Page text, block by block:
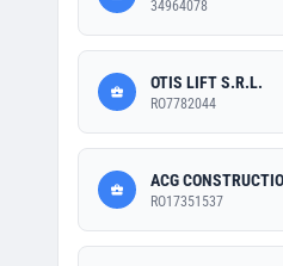
34964078
OTIS LIFT S.R.L.
RO7782044
ACG
RO17351537